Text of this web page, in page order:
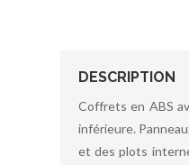
DESCRIPTION
Coffrets en ABS
inférieure.
et des plots